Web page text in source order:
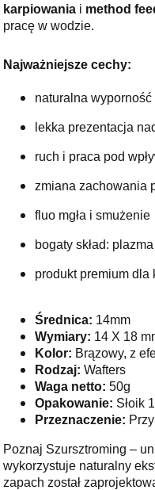
karpiowania i method
pracę w wodzie.
Najważniejsze cechy:
naturalna
lekka prezentacja
ruch i praca pod
zmiana zachowania
fluo mgła i smużenie
bogaty skład:
produkt premium dla
Średnica: 14mm
Wymiary: 14 X 18
Kolor: Brązowy, z
Rodzaj: Wafters
Waga netto: 50g
Opakowanie: Słoik
Przeznaczenie:
Poznaj Szursztroming –
wykorzystuje naturalny
zapach został